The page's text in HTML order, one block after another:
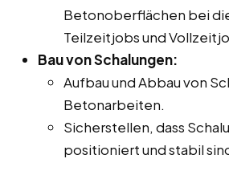
Betonoberflächen bei
Teilzeitjobs und
Bau von Schalungen:
Aufbau und Abbau von
Betonarbeiten.
Sicherstellen, dass
positioniert und stabil